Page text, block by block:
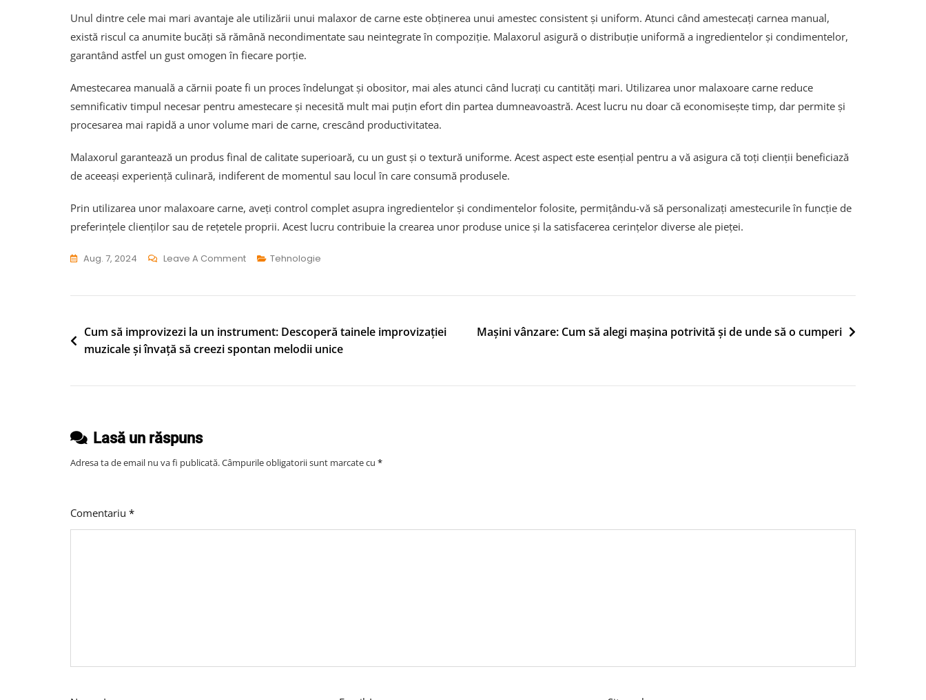
Unul dintre cele mai mari avantaje ale utilizării unui malaxor de carne este obținerea unui amestec consistent și uniform. Atunci când amestecați carnea manual,
există riscul ca anumite bucăți să rămână necondimentate sau neintegrate în compoziție. Malaxorul asigură o distribuție uniformă a ingredientelor și condimentelor,
garantând astfel un gust omogen în fiecare porție.
Amestecarea manuală a cărnii poate fi un proces îndelungat și obositor, mai ales atunci când lucrați cu cantități mari. Utilizarea unor malaxoare carne reduce
semnificativ timpul necesar pentru amestecare și necesită mult mai puțin efort din partea dumneavoastră. Acest lucru nu doar că economisește timp, dar permite și
procesarea mai rapidă a unor volume mari de carne, crescând productivitatea.
Malaxorul garantează un produs final de calitate superioară, cu un gust și o textură uniforme. Acest aspect este esențial pentru a vă asigura că toți clienții beneficiază
de aceeași experiență culinară, indiferent de momentul sau locul în care consumă produsele.
Prin utilizarea unor malaxoare carne, aveți control complet asupra ingredientelor și condimentelor folosite, permițându-vă să personalizați amestecurile în funcție de
preferințele clienților sau de rețetele proprii. Acest lucru contribuie la crearea unor produse unice și la satisfacerea cerințelor diverse ale pieței.
Aug. 7, 2024 Leave A CommentOn
Ce
De
Carne
Trebuie
Bucătărie
Tehnologie
Navigare
Cum să improvizezi la un instrument: Descoperă tainele improvizației
muzicale și învață să creezi spontan melodii unice
Mașini vânzare: Cum să alegi mașina potrivită și de unde să o cumperi
Lasă un răspuns
Adresa ta de email nu va fi publicată.Câmpurile obligatorii sunt marcate cu *
Comentariu *